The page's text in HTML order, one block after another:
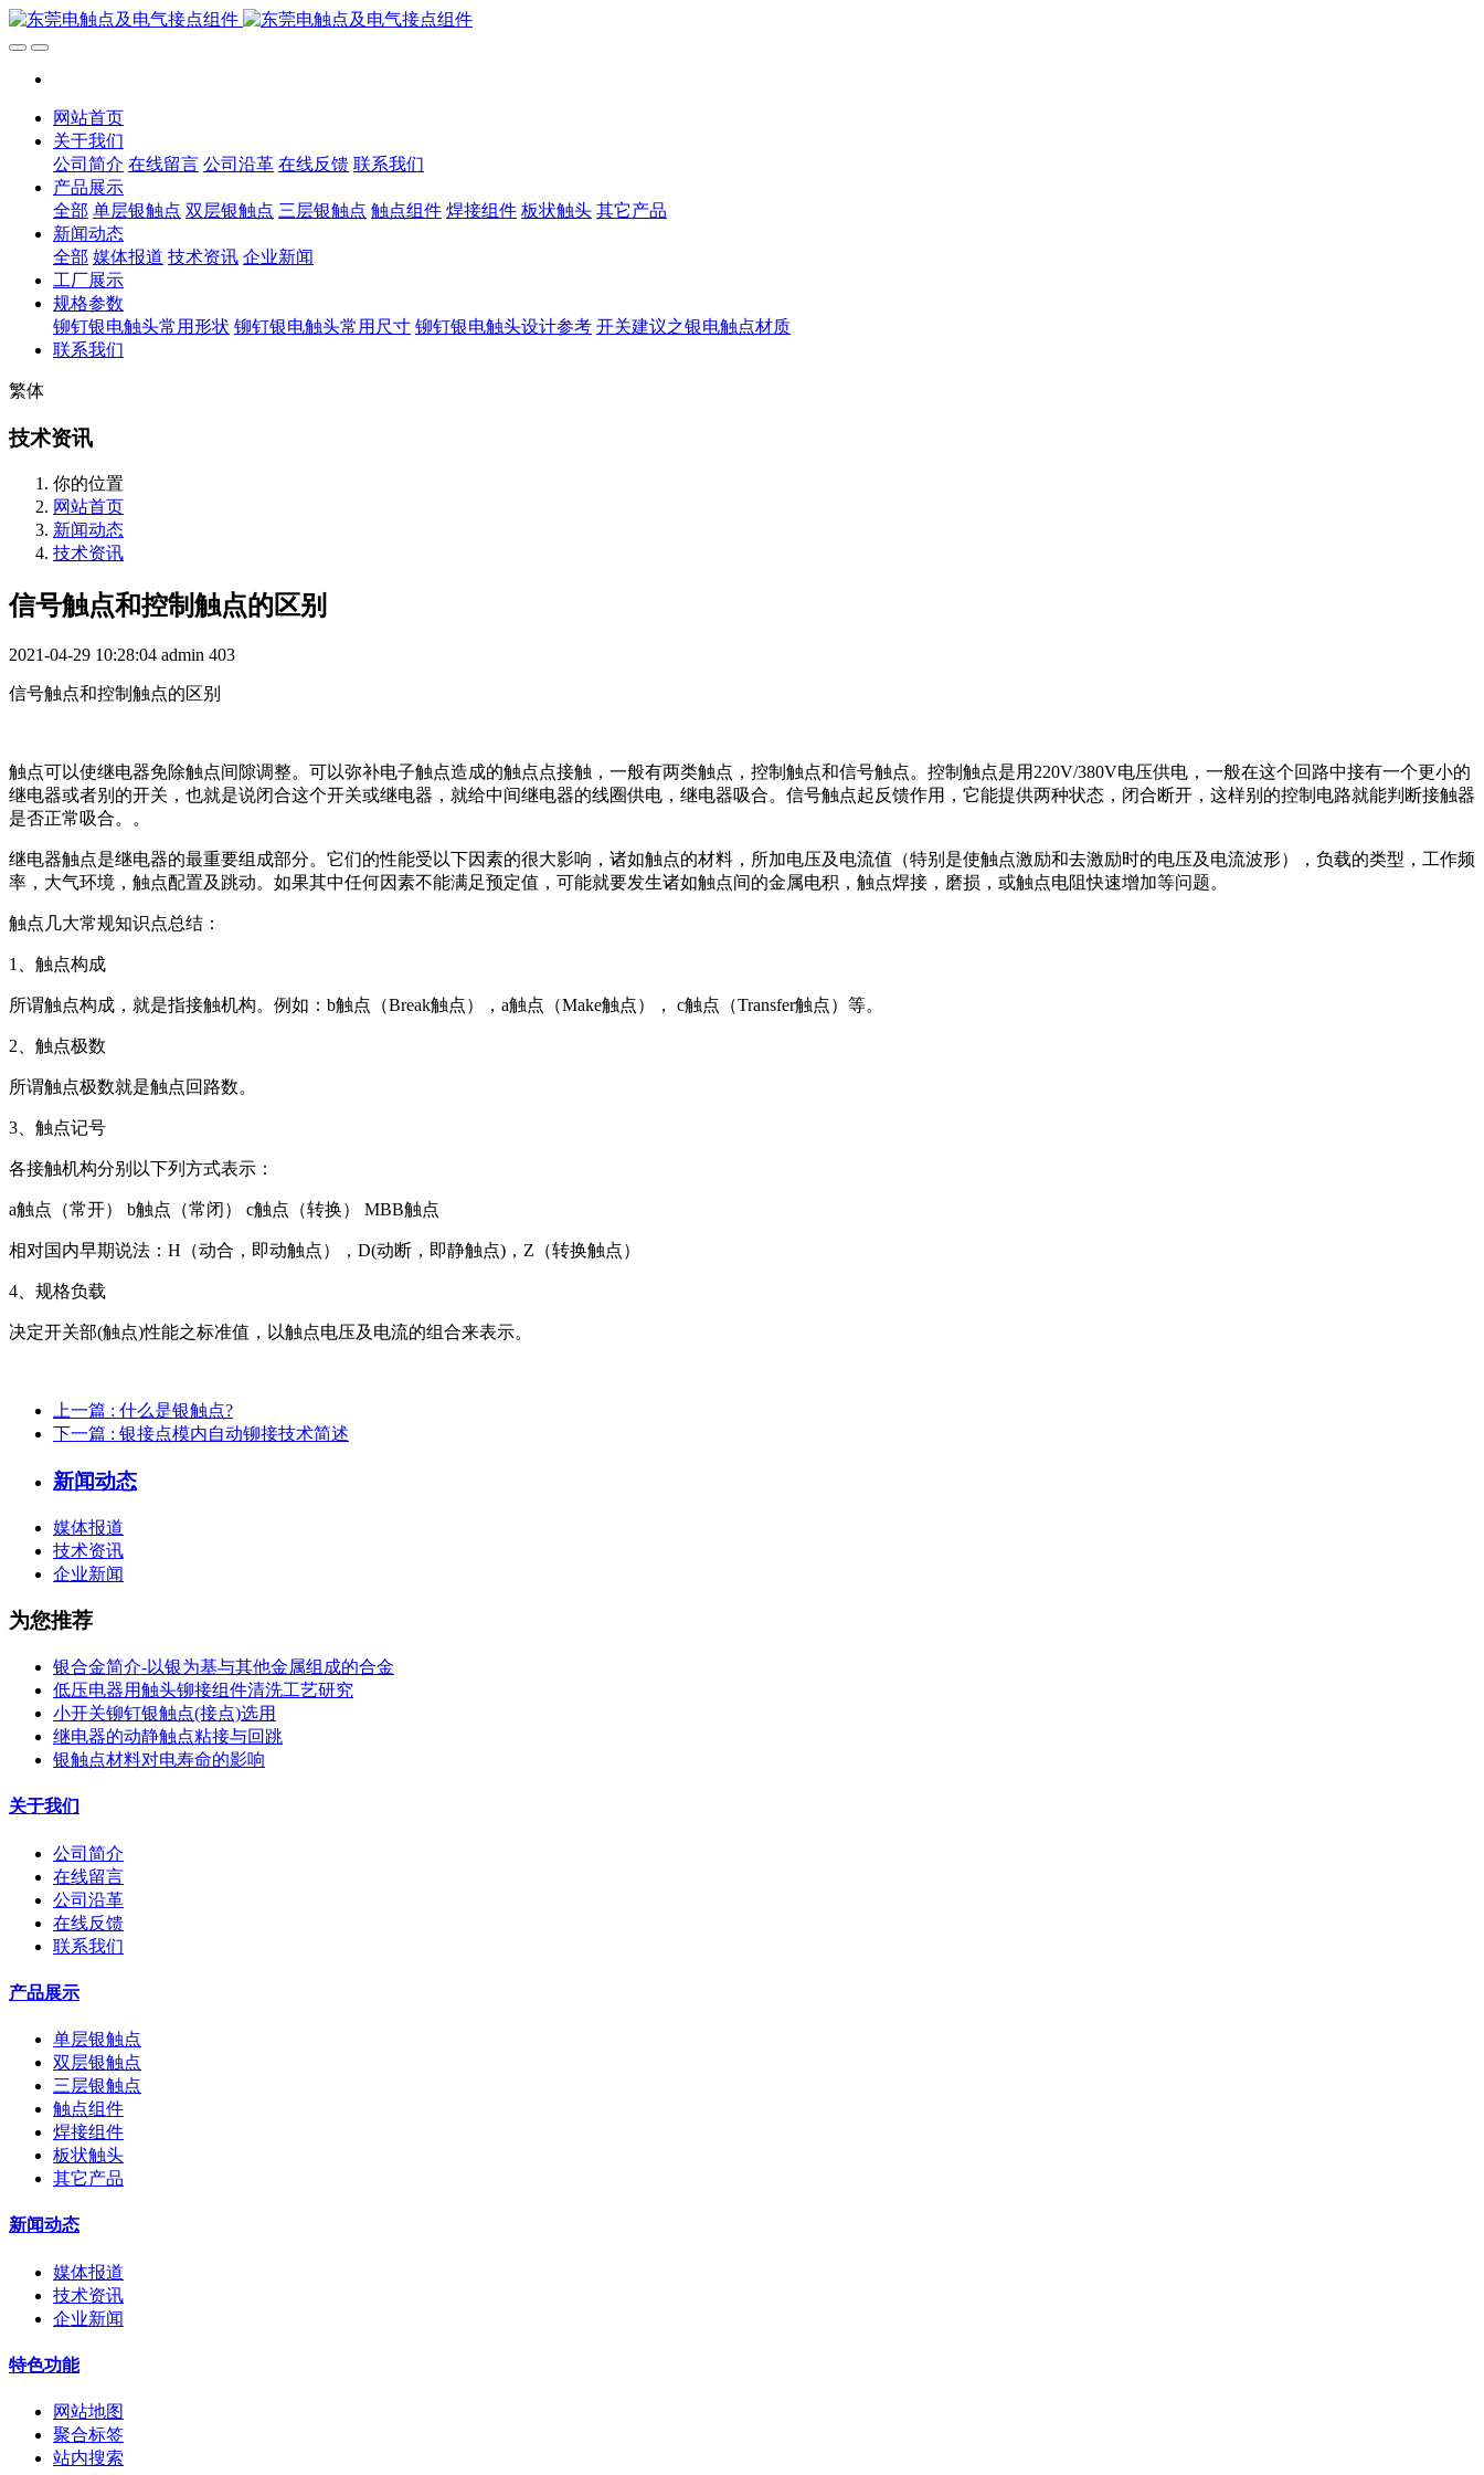
网站首页
关于我们
公司简介 在线留言 公司沿革 在线反馈 联系我们
产品展示
全部 单层银触点 双层银触点 三层银触点 触点组件 焊接组件 板状触头 其它产品
新闻动态
全部 媒体报道 技术资讯 企业新闻
工厂展示
规格参数
铆钉银电触头常用形状 铆钉银电触头常用尺寸 铆钉银电触头设计参考 开关建议之银电触点材质
联系我们
繁体
技术资讯
你的位置
网站首页
新闻动态
技术资讯
信号触点和控制触点的区别
2021-04-29 10:28:04 admin 403
信号触点和控制触点的区别
触点可以使继电器免除触点间隙调整。可以弥补电子触点造成的触点点接触，一般有两类触点，控制触点和信号触点。控制触点是用220V/380V电压供电，一般在这个回路中接有一个更小的
继电器或者别的开关，也就是说闭合这个开关或继电器，就给中间继电器的线圈供电，继电器吸合。信号触点起反馈作用，它能提供两种状态，闭合断开，这样别的控制电路就能判断接触器
是否正常吸合。。
继电器触点是继电器的最重要组成部分。它们的性能受以下因素的很大影响，诸如触点的材料，所加电压及电流值（特别是使触点激励和去激励时的电压及电流波形），负载的类型，工作频
率，大气环境，触点配置及跳动。如果其中任何因素不能满足预定值，可能就要发生诸如触点间的金属电积，触点焊接，磨损，或触点电阻快速增加等问题。
触点几大常规知识点总结：
1、触点构成
所谓触点构成，就是指接触机构。例如：b触点（Break触点），a触点（Make触点）， c触点（Transfer触点）等。
2、触点极数
所谓触点极数就是触点回路数。
3、触点记号
各接触机构分别以下列方式表示：
a触点（常开） b触点（常闭） c触点（转换） MBB触点
相对国内早期说法：H（动合，即动触点），D(动断，即静触点)，Z（转换触点）
4、规格负载
决定开关部(触点)性能之标准值，以触点电压及电流的组合来表示。
上一篇 : 什么是银触点?
下一篇 : 银接点模内自动铆接技术简述
新闻动态
媒体报道
技术资讯
企业新闻
为您推荐
银合金简介-以银为基与其他金属组成的合金
低压电器用触头铆接组件清洗工艺研究
小开关铆钉银触点(接点)选用
继电器的动静触点粘接与回跳
银触点材料对电寿命的影响
关于我们
公司简介
在线留言
公司沿革
在线反馈
联系我们
产品展示
单层银触点
双层银触点
三层银触点
触点组件
焊接组件
板状触头
其它产品
新闻动态
媒体报道
技术资讯
企业新闻
特色功能
网站地图
聚合标签
站内搜索